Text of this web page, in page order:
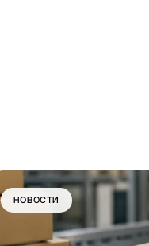
НОВОСТИ